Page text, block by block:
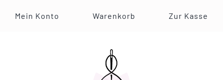
InhaltMein Konto Warenkorb Zur Kasse